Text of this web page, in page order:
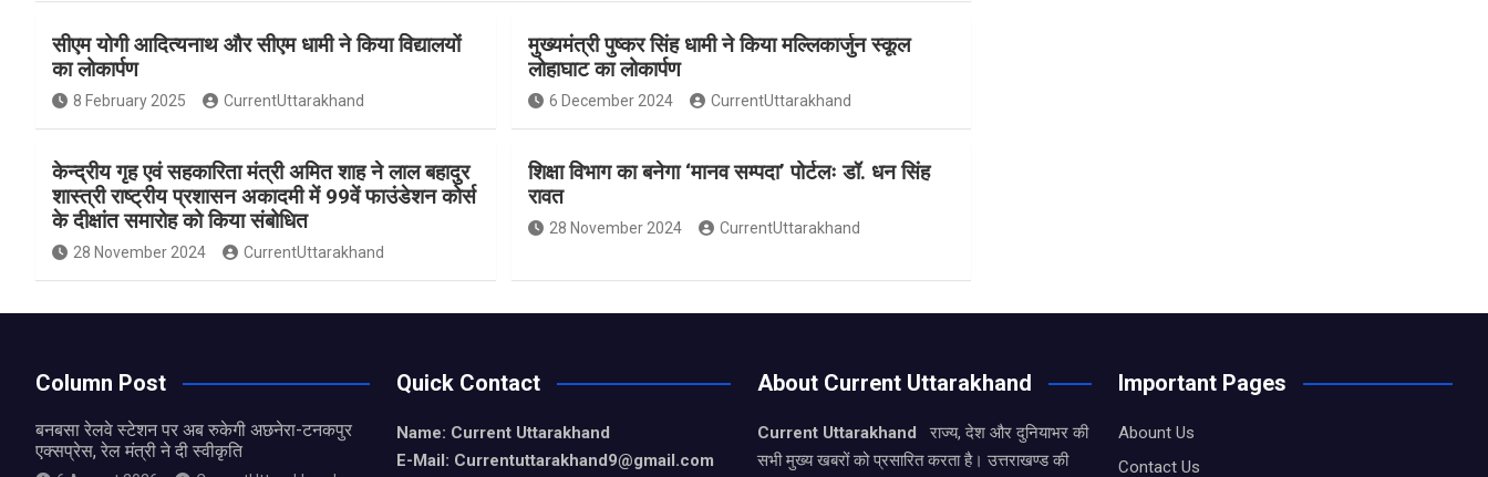
ce
b
o
o
k
s
A
p
p
ar
e
सीएम योगी आदित्यनाथ और सीएम धामी ने किया विद्यालयों
का लोकार्पण
8 February 2025 CurrentUttarakhand
मुख्यमंत्री पुष्कर सिंह धामी ने किया मल्लिकार्जुन स्कूल
लोहाघाट का लोकार्पण
6 December 2024 CurrentUttarakhand
केन्द्रीय गृह एवं सहकारिता मंत्री अमित शाह ने लाल बहादुर
शास्त्री राष्ट्रीय प्रशासन अकादमी में 99वें फाउंडेशन कोर्स
के दीक्षांत समारोह को किया संबोधित
28 November 2024 CurrentUttarakhand
शिक्षा विभाग का बनेगा ‘मानव सम्पदा’ पोर्टलः डॉ. धन सिंह
रावत
28 November 2024 CurrentUttarakhand
Column Post
बनबसा रेलवे स्टेशन पर अब रुकेगी अछनेरा-टनकपुर
एक्सप्रेस, रेल मंत्री ने दी स्वीकृति
Quick Contact
Name: Current Uttarakhand
E-Mail: Currentuttarakhand9@gmail.com
About Current Uttarakhand
Current Uttarakhand
राज्य, देश और दुनियाभर की
सभी मुख्य खबरों को प्रसारित करता है। उत्तराखण्ड की
Important Pages
Abount Us
Contact Us